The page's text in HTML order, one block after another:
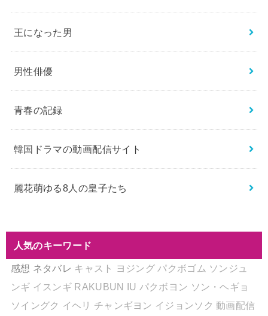
王になった男
男性俳優
青春の記録
韓国ドラマの動画配信サイト
麗花萌ゆる8人の皇子たち
人気のキーワード
感想 ネタバレ キャスト ヨジング パクボゴム ソンジュ
ンギ イスンギ RAKUBUN IU パクボヨン ソン・ヘギョ
ソイングク イヘリ チャンギヨン イジョンソク 動画配信